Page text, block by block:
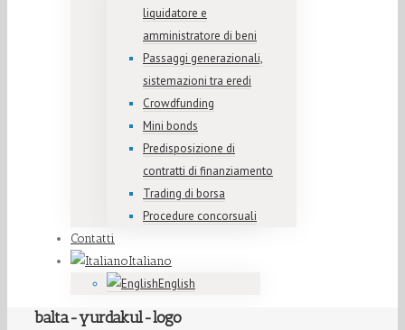
liquidatore e
amministratore di beni
Passaggi generazionali,
sistemazioni tra eredi
Crowdfunding
Mini bonds
Predisposizione di
contratti di finanziamento
Trading di borsa
Procedure concorsuali
Contatti
Italiano
English
balta-yurdakul-logo